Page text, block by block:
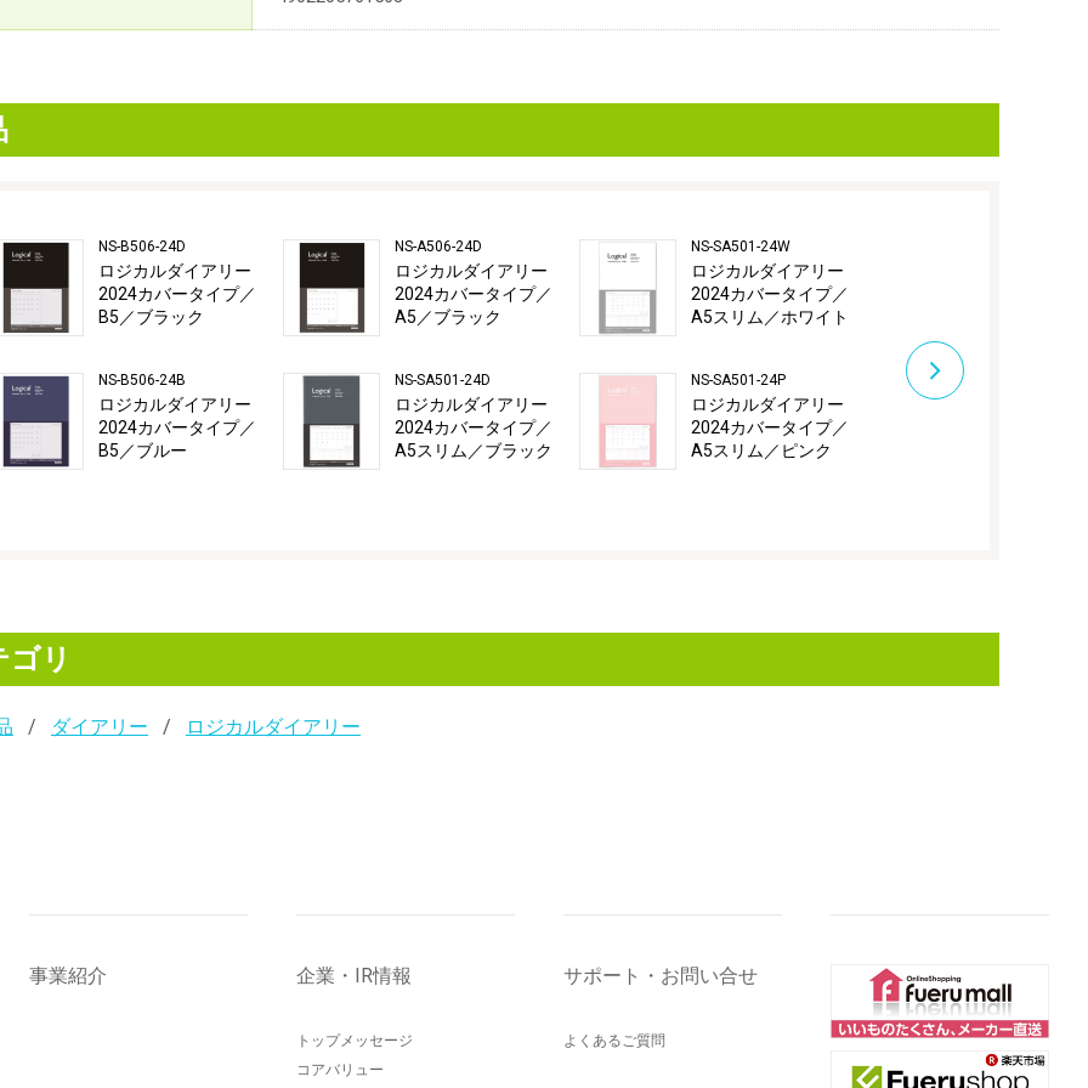
NS-B506-24D
ロジカルダイアリー
2024カバータイプ／
B5／ブラック
NS-B506-24B
ロジカルダイアリー
2024カバータイプ／
B5／ブルー
NS-A506-24D
ロジカルダイアリー
2024カバータイプ／
A5／ブラック
NS-SA501-24D
ロジカルダイアリー
2024カバータイプ／
A5スリム／ブラック
NS-SA501-24W
ロジカルダイアリー
2024カバータイプ／
A5スリム／ホワイト
NS-SA501-24P
ロジカルダイアリー
2024カバータイプ／
A5スリム／ピンク
リ
ダイアリー ロジカルダイアリー
事業紹介 企業・IR情報
トップメッセージ
コアバリュー
サポート・お問い合せ
よくあるご質問